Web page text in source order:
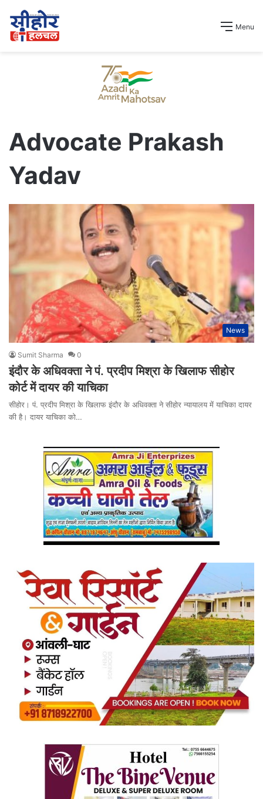
Menu
Advocate Prakash
Yadav
News
Sumit Sharma 0
इंदौर के अधिवक्ता ने पं. प्रदीप मिश्रा के खिलाफ सीहोर
कोर्ट में दायर की याचिका
सीहोर। पं. प्रदीप मिश्रा के खिलाफ इंदौर के अधिवक्ता ने सीहोर न्यायालय में याचिका दायर
की है। दायर याचिका को…